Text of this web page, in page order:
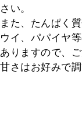
さい。
また、たんぱく
ウイ、パパイヤ
ありますので、ご
甘さはお好みで調